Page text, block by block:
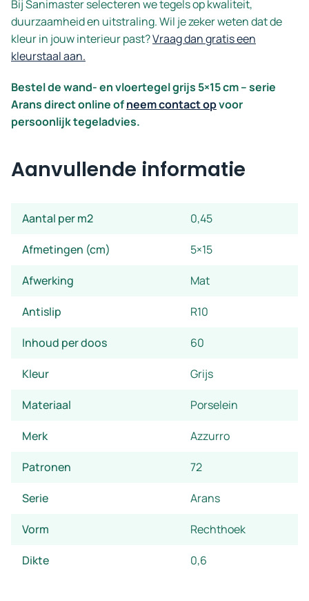
Bij Sanimaster selecteren we tegels op kwaliteit,
duurzaamheid en uitstraling. Wil je zeker weten dat de
kleur in jouw interieur past?Vraag dan gratis een
kleurstaal aan.
Bestel de wand- en vloertegel grijs 5×15 cm – serie
Arans direct online ofneem contact opvoor
persoonlijk tegeladvies.
Aanvullende informatie
Aantal per m2 0,45
Afmetingen (cm) 5×15
Afwerking Mat
Antislip R10
Inhoud per doos 60
Kleur Grijs
Materiaal Porselein
Merk Azzurro
Patronen 72
Serie Arans
Vorm Rechthoek
Dikte 0,6